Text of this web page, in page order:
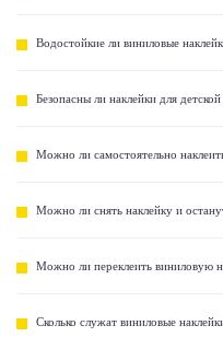
Водостойкие ли виниловые
Безопасны ли наклейки для
Можно ли самостоятельно
Можно ли снять наклейку и
Можно ли переклеить виниловую
Сколько служат виниловые